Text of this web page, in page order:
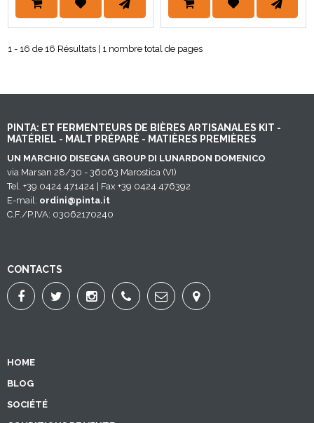
1 - 16 de 16 Résultats | 1 nombre total de pages
PINTA: ET FERMENTEURS DE BIÈRES ARTISANALES KIT -
MATÉRIEL - MALT PRÉPARÉ - MATIÈRES PREMIÈRES
UN MARCHIO DISEGNA GROUP DI LUNARDON DOMENICO
via Marsan 28/30 - 36063 Marostica (VI)
Tel. +39 0424 471424 | Fax +39 0424 476392
E-mail: ordini@pinta.it
C.F./P.IVA: 03062170240
CONTACTS
HOME
BLOG
SOCIÉTÉ